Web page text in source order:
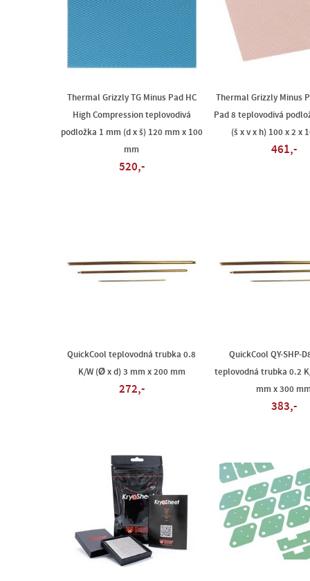
Thermal Grizzly TG Minus Pad HC
High Compression teplovodivá
podložka 1 mm (d x š) 120 mm x 100
mm
520,-
Thermal Grizzly Minus
Pad 8 teplovodivá
(š x v x h) 100 x 2 x
461,-
QuickCool teplovodná trubka 0.8
K/W (Ø x d) 3 mm x 200 mm
272,-
QuickCool QY-SHP-
teplovodná trubka 0.2
mm x 300
383,-